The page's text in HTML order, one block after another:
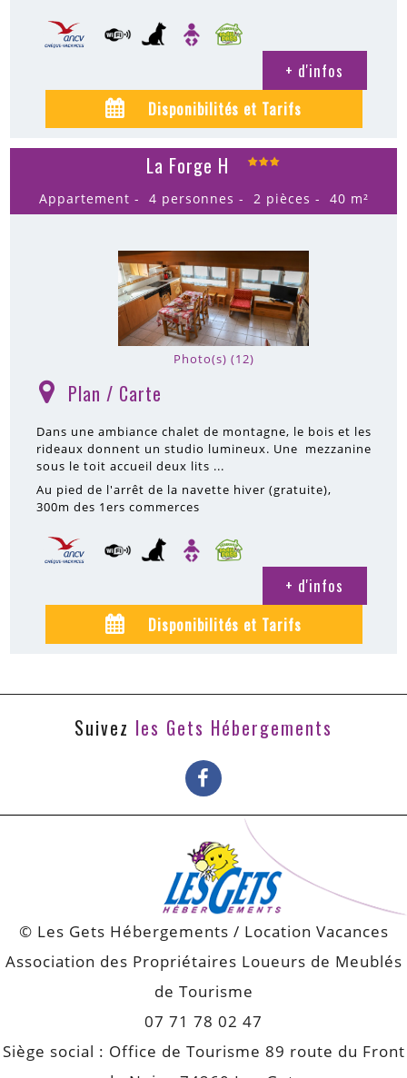
+ d'infos
Disponibilités et Tarifs
Photo(s) (12)
La Forge H
Appartement 4 personnes 2 pièces 40 m²
Plan / Carte
Dans une ambiance chalet de montagne, le bois et les
rideaux donnent un studio lumineux. Une mezzanine
sous le toit accueil deux lits ...
Au pied de l'arrêt de la navette hiver (gratuite)
300m des 1ers commerces
+ d'infos
Disponibilités et Tarifs
Suivez les Gets Hébergements
© Les Gets Hébergements / Location Vacances
Association des Propriétaires Loueurs de Meublés
de Tourisme
07 71 78 02 47
Siège social : Office de Tourisme 89 route du Front